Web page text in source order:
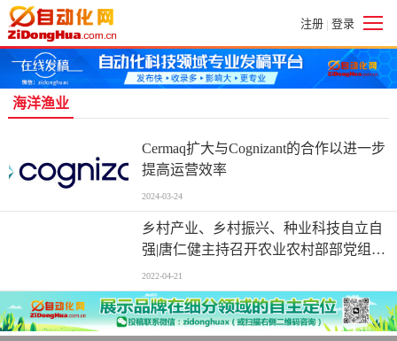
注册 | 登录
海洋渔业
Cermaq扩大与Cognizant的合作以进一步
提高运营效率
2024-03-24
乡村产业、乡村振兴、种业科技自立自
强|唐仁健主持召开农业农村部部党组会
议、《社会资本投资农业农村指引
（2022年）》印发
2022-04-21